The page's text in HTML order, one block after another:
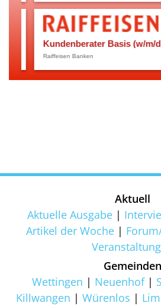
Aktuell
Aktuelle Ausgabe
Artikel der Woche
Gemeinden
Wettingen
Neuenhof
Killwangen
Würenlos